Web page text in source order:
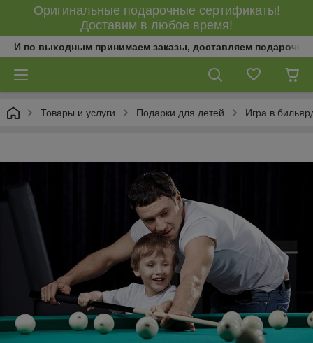
Оригинальные подарочные сертификаты!
Доставим в любое время!
И по выходным принимаем заказы, доставляем
Товары и услуги Подарки для детей Игра в